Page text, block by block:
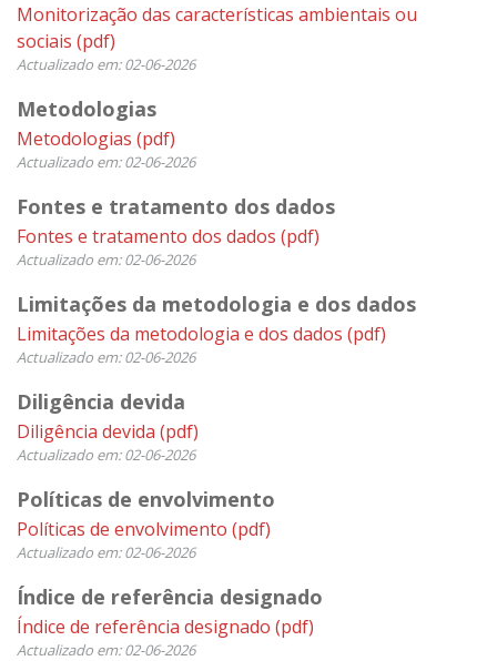
Monitorização das características ambientais ou
sociais (pdf)
Actualizado em: 02-06-2026
Metodologias
Metodologias (pdf)
Actualizado em: 02-06-2026
Fontes e tratamento dos dados
Fontes e tratamento dos dados (pdf)
Actualizado em: 02-06-2026
Limitações da metodologia e dos dados
Limitações da metodologia e dos dados (pdf)
Actualizado em: 02-06-2026
Diligência devida
Diligência devida (pdf)
Actualizado em: 02-06-2026
Políticas de envolvimento
Políticas de envolvimento (pdf)
Actualizado em: 02-06-2026
Índice de referência designado
Índice de referência designado (pdf)
Actualizado em: 02-06-2026